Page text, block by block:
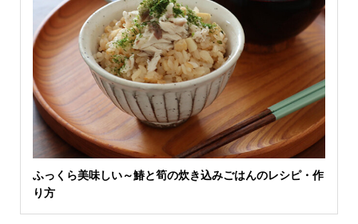
ふっくら美味しい～鰆と筍の炊き込みごはんのレシピ・作
り方